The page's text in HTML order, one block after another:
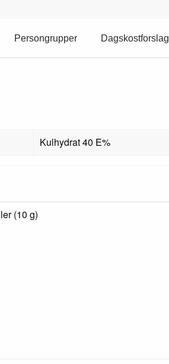
Persongrupper Dagskostforslag
Kulhydrat 40 E%
(10 g)